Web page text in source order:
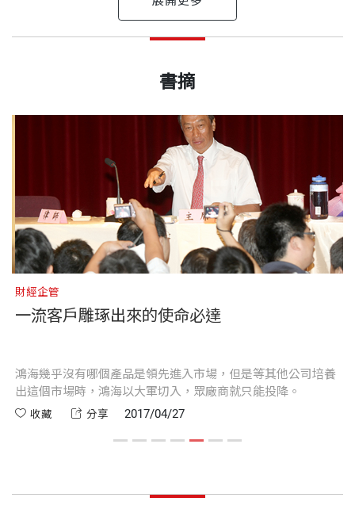
本書帶你一次看懂郭台銘的「力、霸、狠」，破解這
位白手起家的台灣之光，如何從世界地圖中的偏遠一
叫企業家／200頭豬，30萬顆雞蛋／不成長就等死／
／撕開市場的缺口／鴻海的四流人才／細水長流的獲
第３章：制霸就是做自己
誰的約都可爽／強人鐵腕，民心所歸／舊沙發﹒水泥
地﹒談話有密度／令媒體心驚的霸主／制霸就是做自
己／每天工作15小時／高科技教父愛紙本／獨家修練
英文
第４章：獨裁有理，嚴格無罪
台灣來的老闆會吹牛／化繁為簡的領導，三局三合三
30多年來，我訪問了300多位國際及台灣政經領袖，
對於東征西討，建構商業帝國的台灣企業家，我的確
佩服，享受過他們的智語珠璣，感受「江山代有人才
出」的他們。台灣外交橫逆，企業必須在兩岸、兩黨
（現在又得算上美國的川普）夾縫中生存，他們不畏
挫折、奮力前進，絕對可以擔得上「英雄」兩字。例
如以前的王永慶，現在的郭台銘、張忠謀。
大部分都成長於清寒，百無聊賴絕對不是青春的代名
詞，貧窮、戰爭的陰影，物質缺乏，不管小確幸、大
確幸都是遙遠的夢想，因為現實很骨感，大學畢業後
資深媒體人。政治大學新聞系畢業、美國華盛頓大學
浦大學經濟史研究員、美國華盛頓教育研究會研究
員，現任廣東汕頭大學教授。從事新聞實務三十年，
曾至二十餘國採訪，訪問超過三百位國際領袖、企業
CEO及知名學者。
著有《孫運璿傳》、《IC教父：張忠謀的策略傳
奇》、《迎戰風暴──劉兆玄內閣的關鍵478天》等
書。《孫運璿傳》獲1989年國家文藝獎傳記文學類
獎。歷年報導曾獲金鼎獎、吳舜文新聞獎、亞洲平面
Alice Yang is a senior advisor of Commonwealth-Glo
bal magazine group, a professor at Shantou Universi
BCB613
出版社 天下文化
裝幀 軟皮精裝
開本 14.8×21cm
印刷規格 黑白
書摘
財經企管
一流客戶雕琢出來的使命必達
鴻海幾乎沒有哪個產品是領先進入市場，但是等其他公司培養
出這個市場時，鴻海以大軍切入，眾廠商就只能投降。
收藏 分享 2017/04/27